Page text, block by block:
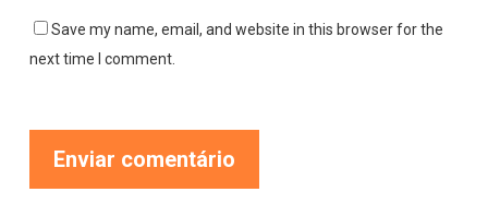
Save my name, email, and website in this browser for the
next time I comment.